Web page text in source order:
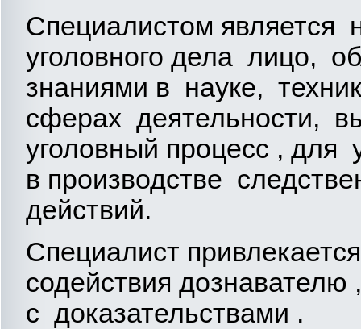
Специалистом является
уголовного дела лицо,
знаниями в науке,
сферах деятельности,
уголовный процесс , для
в производстве
действий.
Специалист
содействия
с доказательствами .